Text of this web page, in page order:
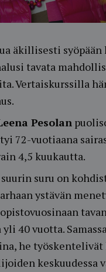
äkillisesti
tavata
Vertaiskurssilla
Pesolan
72-vuotiaana
4,5 kuukautta.
suurin suru on
ystävän
40 vuotta.
he työskentelivät
keskuudessa